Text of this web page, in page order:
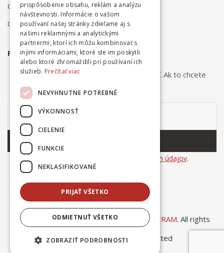
Obchodné podmienky
Ochrana osobných údajov
PRIHLÁSTE SA NA ODBER NOVINIEK
Odber noviniek môžete kedykoľvek zrušiť. Ak to chcete
spracovaním osobných údajov.
© Copyright 2025Ing. Dušan Kováčik INCERAM. All rights
prispôsobenie obsahu, reklám a analýzu
návštevnosti. Informácie o vašom
používaní našej stránky zdieľame aj s
našimi reklamnými a analytickými
partnermi, ktorí ich môžu kombinovať s
inými informáciami, ktoré ste im poskytli
alebo ktoré zhromaždili pri používaní ich
služieb. Prečítať viac
NEVYHNUTNE POTREBNÉ
VÝKONNOSŤ
CIELENIE
FUNKCIE
NEKLASIFIKOVANÉ
PRIJAŤ VŠETKO
ODMIETNUŤ VŠETKO
ZOBRAZIŤ PODROBNOSTI